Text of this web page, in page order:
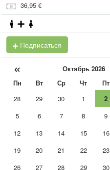
36,95 €
Подписаться
« Октябрь 2026
Пн Вт Ср Чт Пт
28
29 30 1 2
5
6 7 8 9
12
13 14 15 16
19
20 21 22 23
26
27 28 29 30